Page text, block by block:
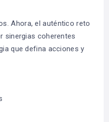
Ahora, el auténtico reto
sinergias coherentes
que defina acciones y